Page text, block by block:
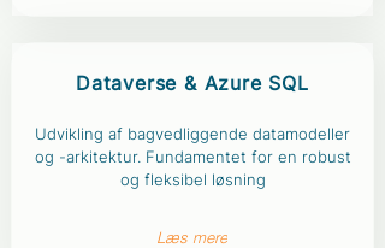
Dataverse & Azure SQL
Udvikling af bagvedliggende datamodeller
og -arkitektur. Fundamentet for en robust
og fleksibel løsning
Læs mere